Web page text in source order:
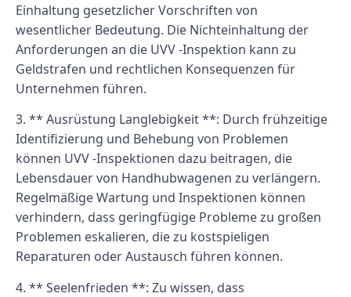
Einhaltung gesetzlicher Vorschriften von
wesentlicher Bedeutung. Die Nichteinhaltung der
Anforderungen an die UVV -Inspektion kann zu
Geldstrafen und rechtlichen Konsequenzen für
Unternehmen führen.
3. ** Ausrüstung Langlebigkeit **: Durch frühzeitige
Identifizierung und Behebung von Problemen
können UVV -Inspektionen dazu beitragen, die
Lebensdauer von Handhubwagenen zu verlängern.
Regelmäßige Wartung und Inspektionen können
verhindern, dass geringfügige Probleme zu großen
Problemen eskalieren, die zu kostspieligen
Reparaturen oder Austausch führen können.
4. ** Seelenfrieden **: Zu wissen, dass